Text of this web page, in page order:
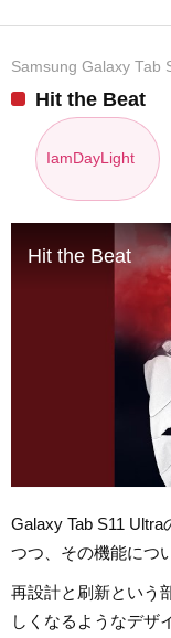
Samsung Galaxy Tab
Hit the Beat
IamDayLight
Hit the Beat
Galaxy Tab S11
つつ、その機能につ
再設計と刷新という
しくなるようなデザ